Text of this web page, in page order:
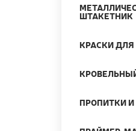
ШТАКЕТНИК
КРАСКИ
ПРОПИТКИ